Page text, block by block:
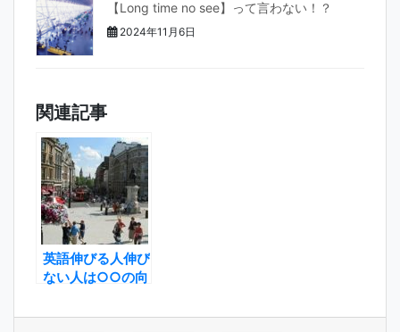
【Long time no see】って言わない！？
2024年11月6日
関連記事
英語伸びる人伸び
ない人は○○の向